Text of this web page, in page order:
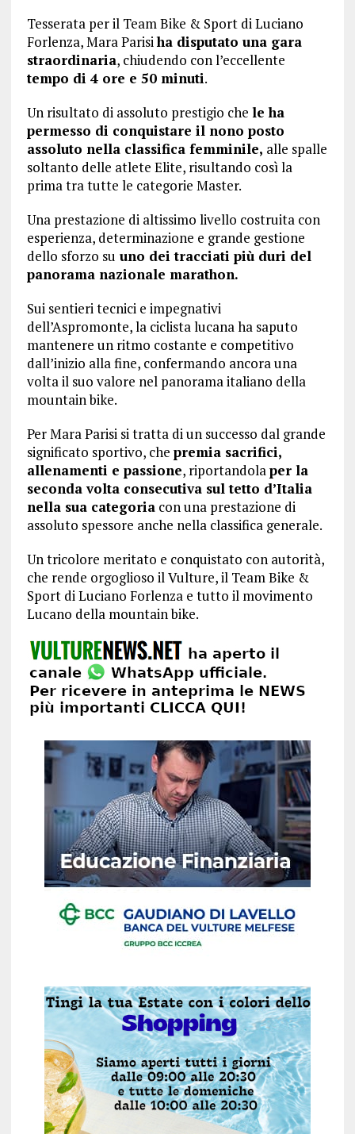
Tesserata per il Team Bike & Sport di Luciano
Forlenza, Mara Parisiha disputato una gara
straordinaria, chiudendo con l’eccellente
tempo di 4 ore e 50 minuti.
Un risultato di assoluto prestigio che le ha
permesso di conquistare il nono posto
assoluto nella classifica femminile, alle spalle
soltanto delle atlete Elite, risultando così la
prima tra tutte le categorie Master.
Una prestazione di altissimo livello costruita con
esperienza, determinazione e grande gestione
dello sforzo su uno dei tracciati più duri del
panorama nazionale marathon.
Sui sentieri tecnici e impegnativi
dell’Aspromonte, la ciclista lucana ha saputo
mantenere un ritmo costante e competitivo
dall’inizio alla fine, confermando ancora una
volta il suo valore nel panorama italiano della
mountain bike.
Per Mara Parisi si tratta di un successo dal grande
significato sportivo, che premia sacrifici,
allenamenti e passione, riportandolaper la
seconda volta consecutiva sul tetto d’Italia
nella sua categoriacon una prestazione di
assoluto spessore anche nella classifica generale.
Un tricolore meritato e conquistato con autorità,
che rende orgoglioso il Vulture, il Team Bike &
Sport di Luciano Forlenza e tutto il movimento
Lucano della mountain bike.